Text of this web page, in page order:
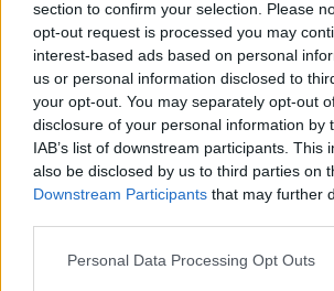
section to confirm your selection. Please
opt-out request is processed you may
interest-based ads based on personal
us or personal information disclosed to
your opt-out. You may separately opt-out
disclosure of your personal information by
IAB’s list of downstream participants. This
also be disclosed by us to third parties on
Downstream Participants that may further
Please note that this website/app uses one
Personal Data Processing Opt Outs
Continua a leggere
SERVIZI PER LE AZIENDE